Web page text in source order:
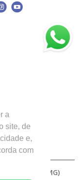
a
site, de
e,
com
de Minas (MG)